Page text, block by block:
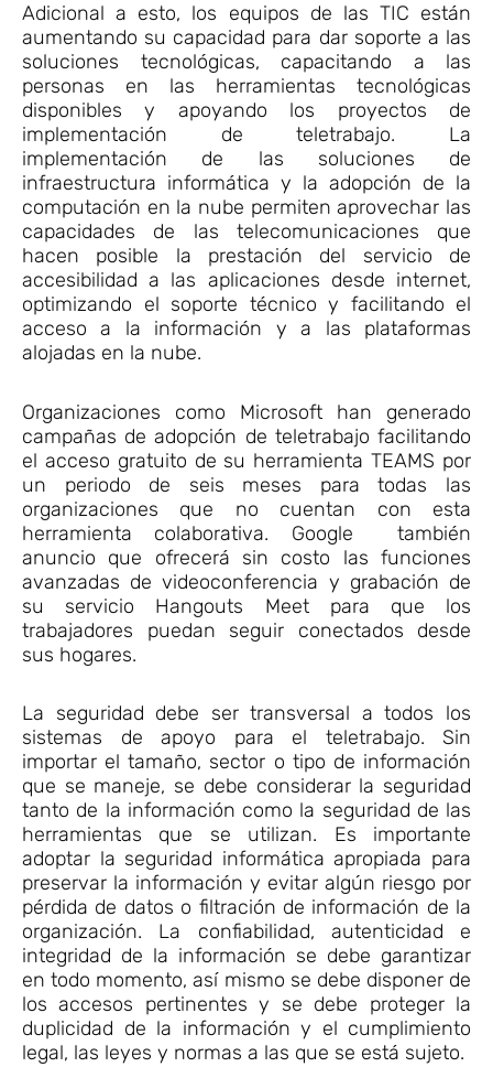
Adicional a esto, los equipos de las TIC están
aumentando su capacidad para dar soporte a las
soluciones tecnológicas, capacitando a las
personas en las herramientas tecnológicas
disponibles y apoyando los proyectos de
implementación de teletrabajo. La
implementación de las soluciones de
infraestructura informática y la adopción de la
computación en la nube permiten aprovechar las
capacidades de las telecomunicaciones que
hacen posible la prestación del servicio de
accesibilidad a las aplicaciones desde internet,
optimizando el soporte técnico y facilitando el
acceso a la información y a las plataformas
alojadas en la nube.
Organizaciones como Microsoft han generado
campañas de adopción de teletrabajo facilitando
el acceso gratuito de su herramienta TEAMS por
un periodo de seis meses para todas las
organizaciones que no cuentan con esta
herramienta colaborativa. Google también
anuncio que ofrecerá sin costo las funciones
avanzadas de videoconferencia y grabación de
su servicio Hangouts Meet para que los
trabajadores puedan seguir conectados desde
sus hogares.
La seguridad debe ser transversal a todos los
sistemas de apoyo para el teletrabajo. Sin
importar el tamaño, sector o tipo de información
que se maneje, se debe considerar la seguridad
tanto de la información como la seguridad de las
herramientas que se utilizan. Es importante
adoptar la seguridad informática apropiada para
preservar la información y evitar algún riesgo por
pérdida de datos o filtración de información de la
organización. La confiabilidad, autenticidad e
integridad de la información se debe garantizar
en todo momento, así mismo se debe disponer de
los accesos pertinentes y se debe proteger la
duplicidad de la información y el cumplimiento
legal, las leyes y normas a las que se está sujeto.